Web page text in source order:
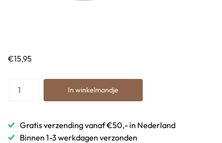
€15,95
In winkelmandje
Gratis verzending vanaf €50,- in Nederland
Binnen 1-3 werkdagen verzonden